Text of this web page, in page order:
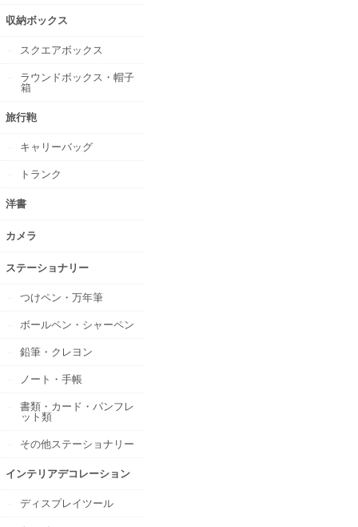
収納ボックス
スクエアボックス
ラウンドボックス・帽子
箱
旅行鞄
キャリーバッグ
トランク
洋書
カメラ
ステーショナリー
つけペン・万年筆
ボールペン・シャーペン
鉛筆・クレヨン
ノート・手帳
書類・カード・パンフレ
ット類
その他ステーショナリー
インテリアデコレーション
ディスプレイツール